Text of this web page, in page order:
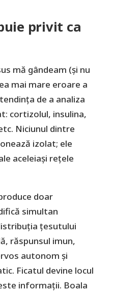
privit ca
mă gândeam (şi nu
mai mare eroare a
de a analiza
cortizolul, insulina,
Niciunul dintre
izolat; ele
aceleiași rețele
doar
simultan
țesutului
răspunsul imun,
autonom și
Ficatul devine locul
informații. Boala